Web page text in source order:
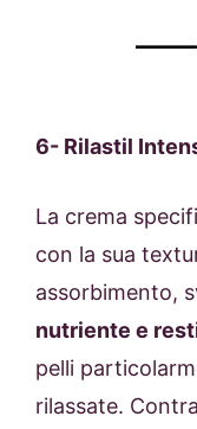
6- Rilastil
La crema
con la sua
assorbimento,
nutriente e
pelli
rilassate.